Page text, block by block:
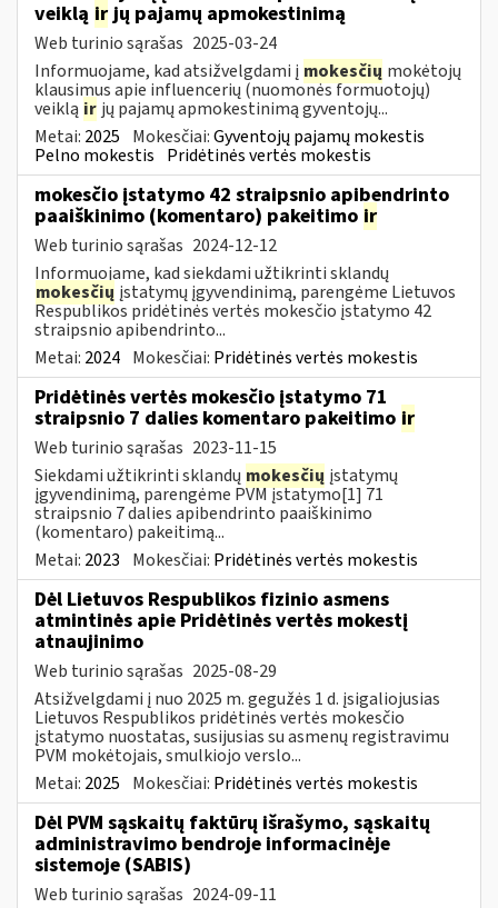
veiklą irjų pajamų apmokestinimą
Web turinio sąrašas 2025-03-24
Informuojame, kad atsižvelgdami į mokesčių mokėtojų
klausimus apie influencerių (nuomonės formuotojų)
veiklą ir jų pajamų apmokestinimą gyventojų...
Metai: 2025 Mokesčiai:Gyventojų pajamų mokestis
Pelno mokestis Pridėtinės vertės mokestis
mokesčio įstatymo 42 straipsnio apibendrinto
paaiškinimo (komentaro) pakeitimo ir
Web turinio sąrašas 2024-12-12
Informuojame, kad siekdami užtikrinti sklandų
mokesčių įstatymų įgyvendinimą, parengėme Lietuvos
Respublikos pridėtinės vertės mokesčio įstatymo 42
straipsnio apibendrinto...
Metai: 2024 Mokesčiai: Pridėtinės vertės mokestis
Pridėtinės vertės mokesčio įstatymo 71
straipsnio 7 dalies komentaro pakeitimo ir
Web turinio sąrašas 2023-11-15
Siekdami užtikrinti sklandų mokesčių įstatymų
įgyvendinimą, parengėme PVM įstatymo[1] 71
straipsnio 7 dalies apibendrinto paaiškinimo
(komentaro) pakeitimą...
Metai: 2023 Mokesčiai: Pridėtinės vertės mokestis
Dėl Lietuvos Respublikos fizinio asmens
atmintinės apie Pridėtinės vertės mokestį
atnaujinimo
Web turinio sąrašas 2025-08-29
Atsižvelgdami į nuo 2025 m. gegužės 1 d. įsigaliojusias
Lietuvos Respublikos pridėtinės vertės mokesčio
įstatymo nuostatas, susijusias su asmenų registravimu
PVM mokėtojais, smulkiojo verslo...
Metai: 2025 Mokesčiai: Pridėtinės vertės mokestis
Dėl PVM sąskaitų faktūrų išrašymo, sąskaitų
administravimo bendroje informacinėje
sistemoje (SABIS)
Web turinio sąrašas 2024-09-11